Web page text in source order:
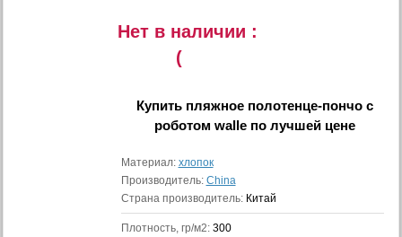
Нет в наличии :
(
Купить пляжное полотенце-пончо с
роботом walleпо лучшей цене
Материал: хлопок
Производитель: China
Страна производитель: Китай
Плотность, гр/м2: 300